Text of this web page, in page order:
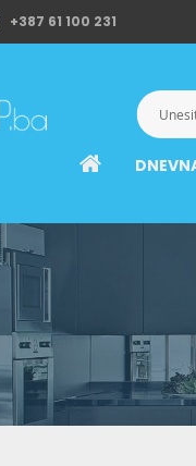
+387 61 100 231